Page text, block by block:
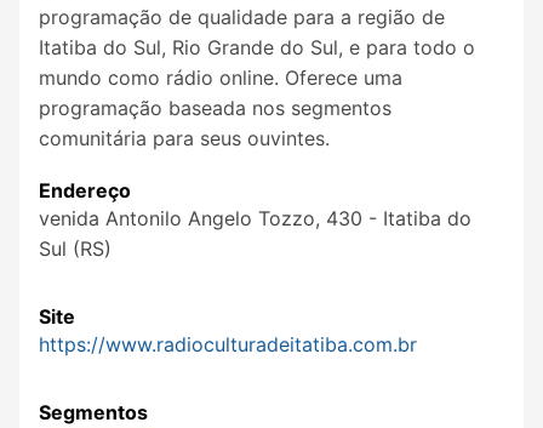
programação de qualidade para a região de
Itatiba do Sul, Rio Grande do Sul, e para todo o
mundo como rádio online. Oferece uma
programação baseada nos segmentos
comunitária para seus ouvintes.
Endereço
venida Antonilo Angelo Tozzo, 430 - Itatiba do
Sul (RS)
Site
https://www.radioculturadeitatiba.com.br
Segmentos